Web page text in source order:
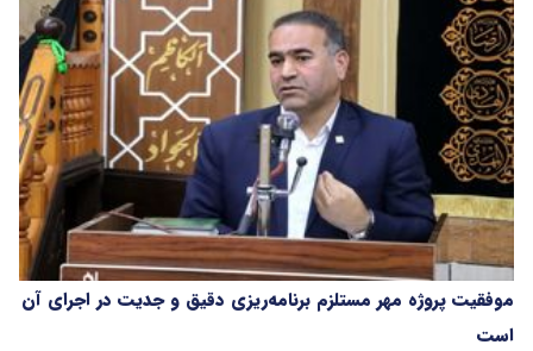
موفقیت پروژه مهر مستلزم برنامه‌ریزی دقیق و جدیت در اجرای آن
است